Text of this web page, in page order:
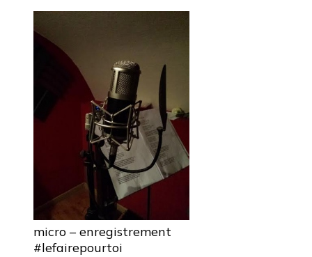
micro – enregistrement
#lefairepourtoi